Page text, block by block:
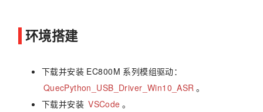
环境搭建
下载并安装 EC800M 系列模组驱动：
QuecPython_USB_Driver_Win10_ASR 。
下载并安装 VSCode 。